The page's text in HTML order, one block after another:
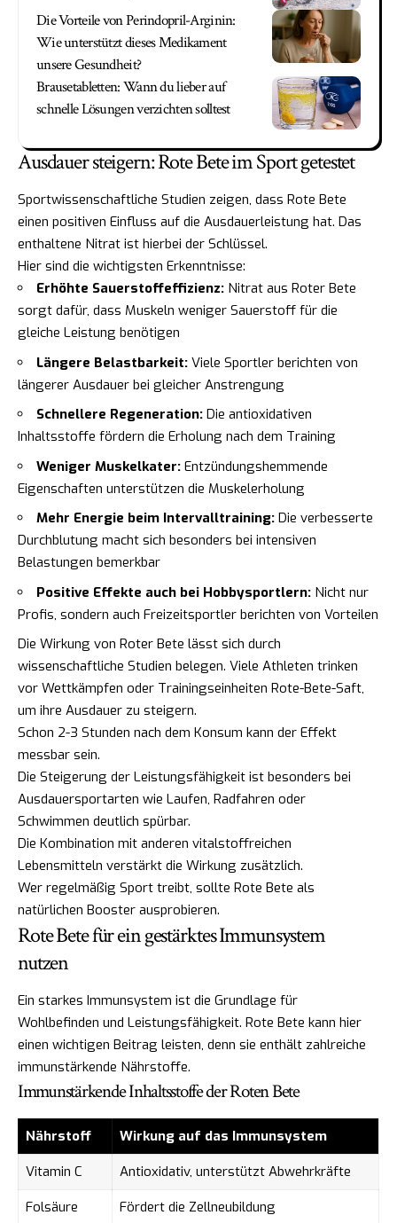
Die Vorteile von Perindopril-Arginin:
Wie unterstützt dieses Medikament
unsere Gesundheit?
Brausetabletten: Wann du lieber auf
schnelle Lösungen verzichten solltest
Ausdauer steigern: Rote Bete im Sport getestet
Sportwissenschaftliche Studien zeigen, dass Rote Bete
einen positiven Einfluss auf die Ausdauerleistung hat. Das
enthaltene Nitrat ist hierbei der Schlüssel.
Hier sind die wichtigsten Erkenntnisse:
Erhöhte Sauerstoffeffizienz: Nitrat aus Roter Bete
sorgt dafür, dass Muskeln weniger Sauerstoff für die
gleiche Leistung benötigen
Längere Belastbarkeit: Viele Sportler berichten von
längerer Ausdauer bei gleicher Anstrengung
Schnellere Regeneration: Die antioxidativen
Inhaltsstoffe fördern die Erholung nach dem Training
Weniger Muskelkater: Entzündungshemmende
Eigenschaften unterstützen die Muskelerholung
Mehr Energie beim Intervalltraining: Die verbesserte
Durchblutung macht sich besonders bei intensiven
Belastungen bemerkbar
Positive Effekte auch bei Hobbysportlern: Nicht nur
Profis, sondern auch Freizeitsportler berichten von Vorteilen
Die Wirkung von Roter Bete lässt sich durch
wissenschaftliche Studien belegen. Viele Athleten trinken
vor Wettkämpfen oder Trainingseinheiten Rote-Bete-Saft,
um ihre Ausdauer zu steigern.
Schon 2-3 Stunden nach dem Konsum kann der Effekt
messbar sein.
Die Steigerung der Leistungsfähigkeit ist besonders bei
Ausdauersportarten wie Laufen, Radfahren oder
Schwimmen deutlich spürbar.
Die Kombination mit anderen vitalstoffreichen
Lebensmitteln verstärkt die Wirkung zusätzlich.
Wer regelmäßig Sport treibt, sollte Rote Bete als
natürlichen Booster ausprobieren.
Rote Bete für ein gestärktes Immunsystem
nutzen
Ein starkes Immunsystem ist die Grundlage für
Wohlbefinden und Leistungsfähigkeit. Rote Bete kann hier
einen wichtigen Beitrag leisten, denn sie enthält zahlreiche
immunstärkende Nährstoffe.
Immunstärkende Inhaltsstoffe der Roten Bete
Nährstoff
Wirkung auf das Immunsystem
Vitamin C
Antioxidativ, unterstützt Abwehrkräfte
Folsäure
Fördert die Zellneubildung